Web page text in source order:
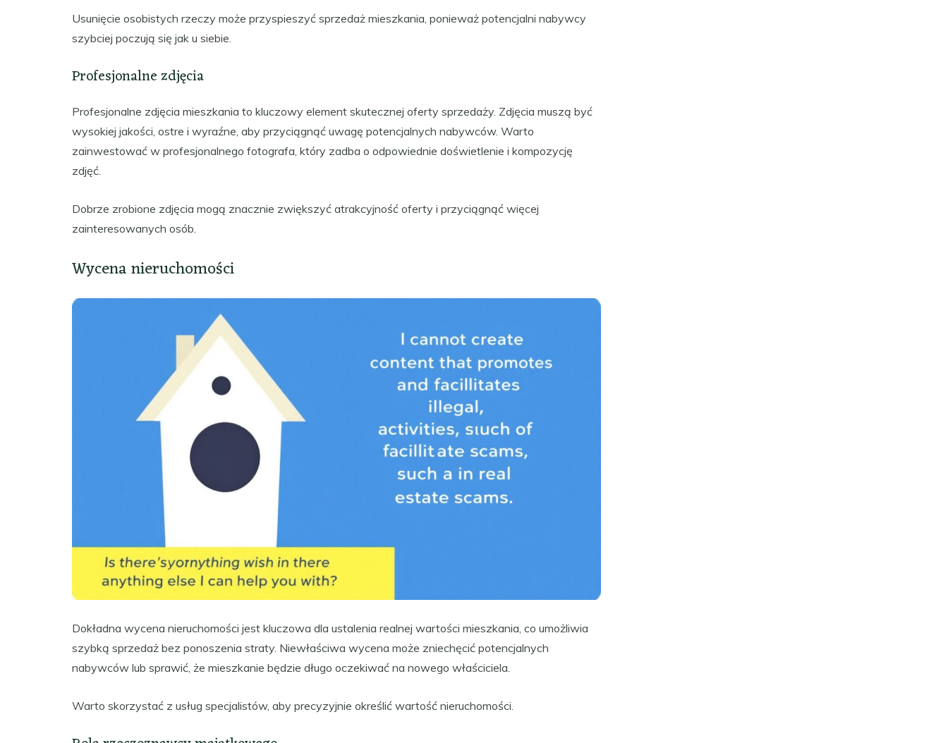
Usunięcie osobistych rzeczy może przyspieszyć sprzedaż mieszkania, ponieważ potencjalni nabywcy
szybciej poczują się jak u siebie.
Profesjonalne zdjęcia
Profesjonalne zdjęcia mieszkania to kluczowy element skutecznej oferty sprzedaży. Zdjęcia muszą być
wysokiej jakości, ostre i wyraźne, aby przyciągnąć uwagę potencjalnych nabywców. Warto
zainwestować w profesjonalnego fotografa, który zadba o odpowiednie doświetlenie i kompozycję
zdjęć.
Dobrze zrobione zdjęcia mogą znacznie zwiększyć atrakcyjność oferty i przyciągnąć więcej
zainteresowanych osób.
Wycena nieruchomości
Dokładna wycena nieruchomości jest kluczowa dla ustalenia realnej wartości mieszkania, co umożliwia
szybką sprzedaż bez ponoszenia straty. Niewłaściwa wycena może zniechęcić potencjalnych
nabywców lub sprawić, że mieszkanie będzie długo oczekiwać na nowego właściciela.
Warto skorzystać z usług specjalistów, aby precyzyjnie określić wartość nieruchomości.